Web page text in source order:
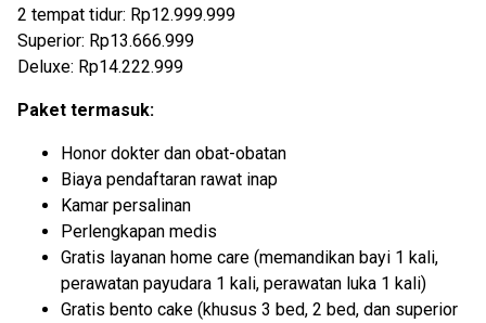
2 tempat tidur: Rp12.999.999
Superior: Rp13.666.999
Deluxe: Rp14.222.999
Paket termasuk:
Honor dokter dan obat-obatan
Biaya pendaftaran rawat inap
Kamar persalinan
Perlengkapan medis
Gratis layanan home care (memandikan bayi 1 kali,
perawatan payudara 1 kali, perawatan luka 1 kali)
Gratis bento cake (khusus 3 bed, 2 bed, dan superior